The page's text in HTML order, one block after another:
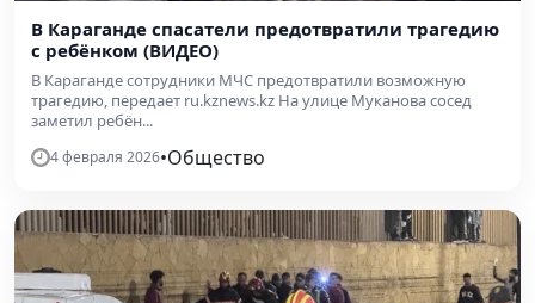
В Караганде спасатели предотвратили трагедию
с ребёнком (ВИДЕО)
В Караганде сотрудники МЧС предотвратили возможную
трагедию, передает ru.kznews.kz На улице Муканова сосед
заметил ребён...
4 февраля 2026•Общество